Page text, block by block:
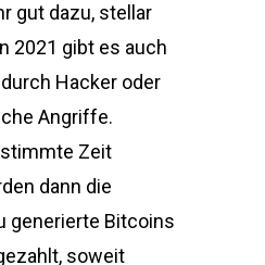
gut dazu, stellar
2021 gibt es auch
Hacker oder
Angriffe.
Zeit
dann die
generierte Bitcoins
soweit